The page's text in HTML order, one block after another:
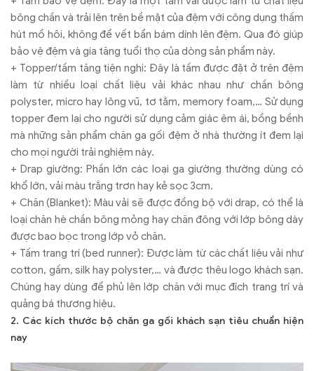
bông chần và trải lên trên bề mặt của đệm với công dụng thấm
hút mồ hôi, không để vết bẩn bám dính lên đệm. Qua đó giúp
bảo vệ đệm và gia tăng tuổi thọ của dòng sản phẩm này.
+ Topper/tấm tăng tiện nghi: Đây là tấm được đặt ở trên đệm
làm từ nhiều loại chất liệu vải khác nhau như chần bông
polyster, micro hay lông vũ, tơ tằm, memory foam,… Sử dụng
topper đem lại cho người sử dụng cảm giác êm ái, bồng bềnh
mà những sản phẩm chăn ga gối đệm ở nhà thường ít đem lại
cho mọi người trải nghiệm này.
+ Drap giường: Phần lớn các loại ga giường thường dùng có
khổ lớn, vải màu trắng trơn hay kẻ sọc 3cm.
+ Chăn (Blanket): Màu vải sẽ được đồng bộ với drap, có thể là
loại chăn hè chần bông mỏng hay chăn đông với lớp bông dày
được bao bọc trong lớp vỏ chăn.
+ Tấm trang trí (bed runner): Được làm từ các chất liệu vải như
cotton, gấm, silk hay polyster,… và được thêu logo khách sạn.
Chúng hay dùng để phủ lên lớp chăn với mục đích trang trí và
quảng bá thương hiệu.
2. Các kích thước bộ chăn ga gối khách sạn tiêu chuẩn hiện
nay